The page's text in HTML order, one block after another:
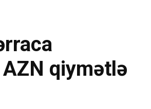
AZN qiymətlə